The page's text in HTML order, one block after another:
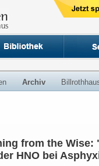
Archiv
from the Wise:
HNO bei